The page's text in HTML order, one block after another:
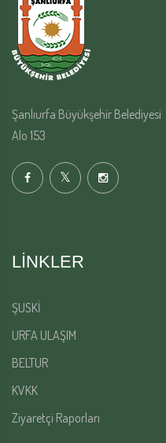
Şanlıurfa Büyükşehir Belediyesi
Alo 153
LINKLER
ŞUSKİ
URFA ULAŞIM
BELTUR
KVKK
Ziyaretçi Raporları